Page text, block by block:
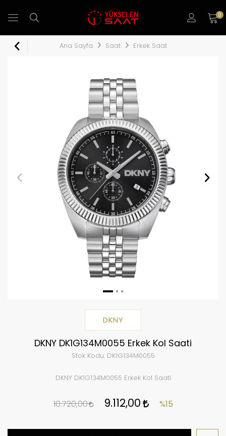
0
Ana Sayfa Saat Erkek Saat
DKNY
DKNY DK1G134M0055 Erkek Kol Saati
Stok Kodu:DK1G134M0055
DKNY DK1G134M0055 Erkek Kol Saati
10.720,00 9.112,00 %15